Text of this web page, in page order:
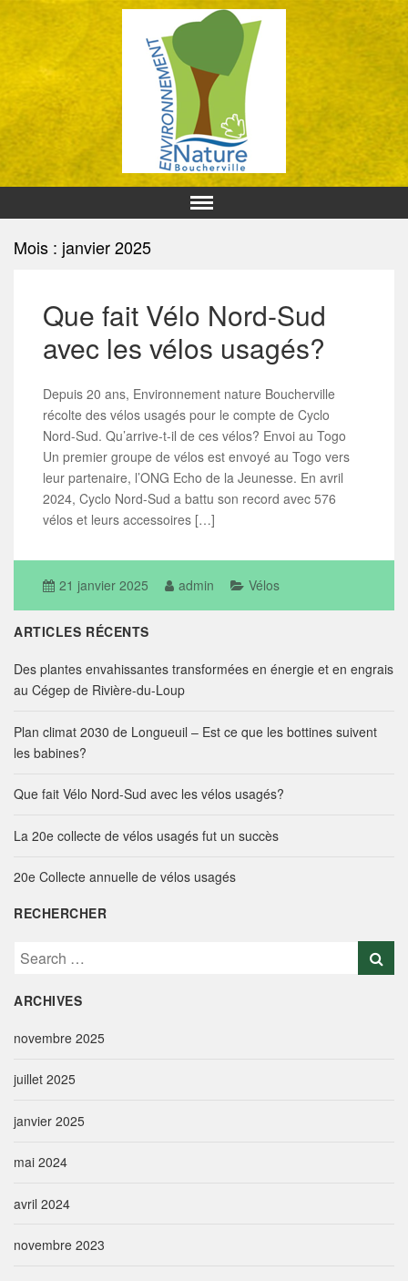
Mois : janvier 2025
Que fait Vélo Nord-Sud
avec les vélos usagés?
Depuis 20 ans, Environnement nature Boucherville
récolte des vélos usagés pour le compte de Cyclo
Nord-Sud. Qu’arrive-t-il de ces vélos? Envoi au Togo
Un premier groupe de vélos est envoyé au Togo vers
leur partenaire, l’ONG Echo de la Jeunesse. En avril
2024, Cyclo Nord-Sud a battu son record avec 576
vélos et leurs accessoires […]
21 janvier 2025 admin Vélos
ARTICLES RÉCENTS
Des plantes envahissantes transformées en énergie et en engrais
au Cégep de Rivière-du-Loup
Plan climat 2030 de Longueuil – Est ce que les bottines suivent
les babines?
Que fait Vélo Nord-Sud avec les vélos usagés?
La 20e collecte de vélos usagés fut un succès
20e Collecte annuelle de vélos usagés
RECHERCHER
S
a
c
f
r
ARCHIVES
novembre 2025
juillet 2025
janvier 2025
mai 2024
avril 2024
novembre 2023